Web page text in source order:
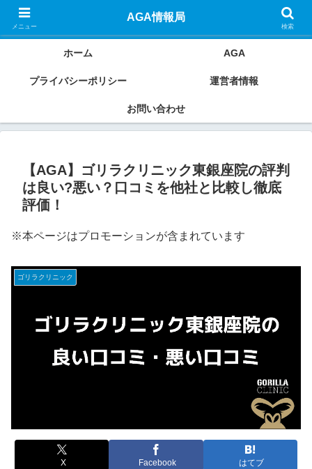
AGAクリニックの良い口コミ・悪い口コミから本当におすすめのクリニックを
ホーム AGA
プライバシーポリシー 運営者情報
お問い合わせ
【AGA】ゴリラクリニック東銀座院の評判
は良い?悪い？口コミを他社と比較し徹底
評価！
※本ページはプロモーションが含まれています
ゴリラクリニック
X Facebook はてブ
メニュー
AGA情報局
検索